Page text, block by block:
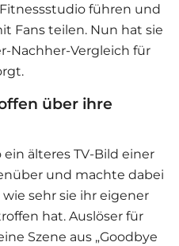
führen und
Fans teilen. Nun hat sie
Nachher-Vergleich für
über ihre
älteres TV-Bild einer
und machte dabei
sehr sie ihr eigener
hat. Auslöser für
Szene aus „Goodbye